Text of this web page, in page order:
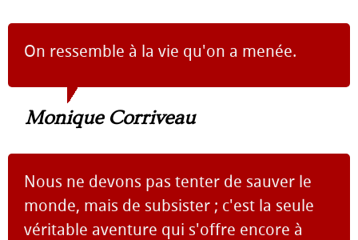
On ressemble à la vie qu'on a menée.
Monique Corriveau
Nous ne devons pas tenter de sauver le
monde, mais de subsister ; c'est la seule
véritable aventure qui s'offre encore à